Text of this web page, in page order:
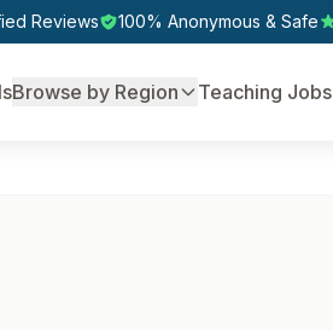
Reviews 100% Anonymous & Safe
Browse by Region Teaching Jobs